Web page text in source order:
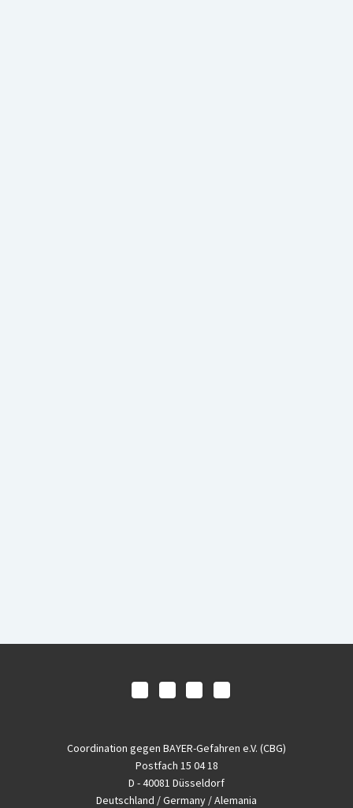
Coordination gegen BAYER-Gefahren e.V. (CBG)
Postfach 15 04 18
D - 40081 Düsseldorf
Deutschland / Germany / Alemania